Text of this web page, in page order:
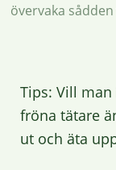
övervaka
Tips: Vill
fröna tätare
ut och äta